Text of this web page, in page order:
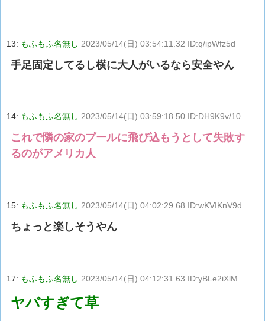
13: もふもふ名無し 2023/05/14(日) 03:54:11.32 ID:q/ipWfz5d
手足固定してるし横に大人がいるなら安全やん
14: もふもふ名無し 2023/05/14(日) 03:59:18.50 ID:DH9K9v/10
これで隣の家のプールに飛び込もうとして失敗す
るのがアメリカ人
15: もふもふ名無し 2023/05/14(日) 04:02:29.68 ID:wKVIKnV9d
ちょっと楽しそうやん
17: もふもふ名無し 2023/05/14(日) 04:12:31.63 ID:yBLe2iXlM
ヤバすぎて草